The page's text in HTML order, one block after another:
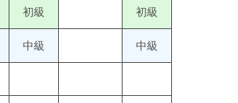
初級
初級
中級
中級